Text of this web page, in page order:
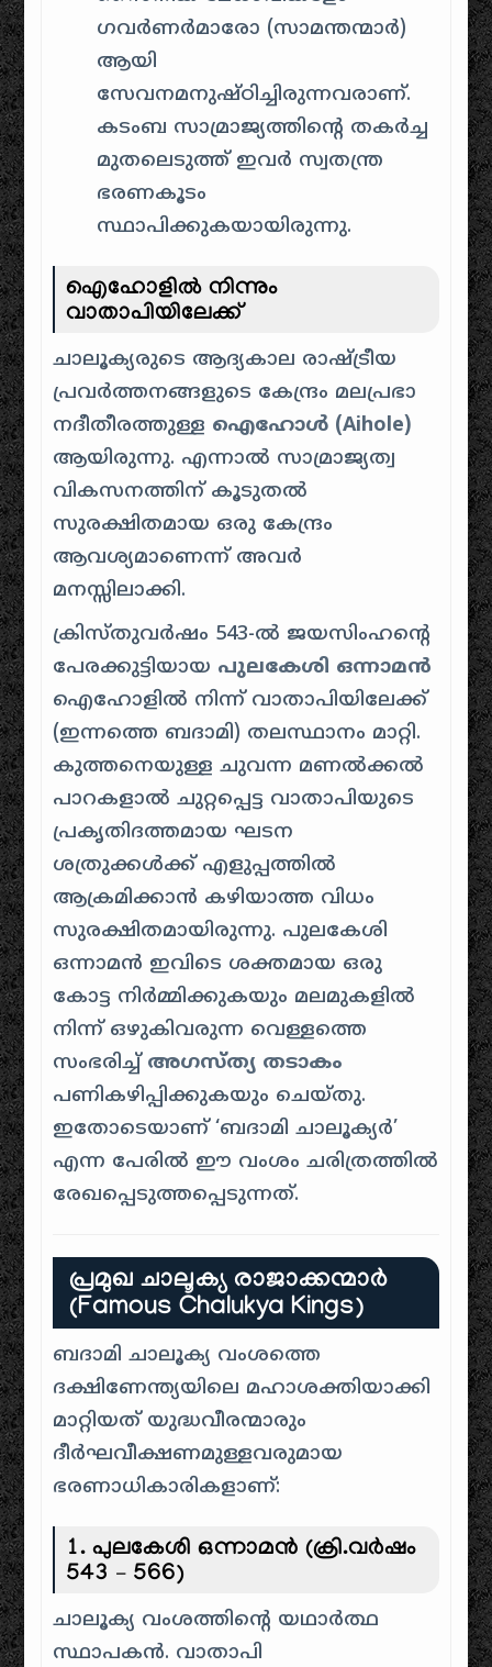
ഗവർണർമാരോ (സാമന്തന്മാർ)
ആയി
സേവനമനുഷ്ഠിച്ചിരുന്നവരാണ്.
കടംബ സാമ്രാജ്യത്തിന്റെ തകർച്ച
മുതലെടുത്ത് ഇവർ സ്വതന്ത്ര
ഭരണകൂടം
സ്ഥാപിക്കുകയായിരുന്നു.
ഐഹോളിൽ നിന്നും
വാതാപിയിലേക്ക്
ചാലൂക്യരുടെ ആദ്യകാല രാഷ്ട്രീയ
പ്രവർത്തനങ്ങളുടെ കേന്ദ്രം മലപ്രഭാ
നദീതീരത്തുള്ള ഐഹോൾ (Aihole)
ആയിരുന്നു. എന്നാൽ സാമ്രാജ്യത്വ
വികസനത്തിന് കൂടുതൽ
സുരക്ഷിതമായ ഒരു കേന്ദ്രം
ആവശ്യമാണെന്ന് അവർ
മനസ്സിലാക്കി.
ക്രിസ്തുവർഷം 543-ൽ ജയസിംഹന്റെ
പേരക്കുട്ടിയായ പുലകേശി ഒന്നാമൻ
ഐഹോളിൽ നിന്ന് വാതാപിയിലേക്ക്
(ഇന്നത്തെ ബദാമി) തലസ്ഥാനം മാറ്റി.
കുത്തനെയുള്ള ചുവന്ന മണൽക്കൽ
പാറകളാൽ ചുറ്റപ്പെട്ട വാതാപിയുടെ
പ്രകൃതിദത്തമായ ഘടന
ശത്രുക്കൾക്ക് എളുപ്പത്തിൽ
ആക്രമിക്കാൻ കഴിയാത്ത വിധം
സുരക്ഷിതമായിരുന്നു. പുലകേശി
ഒന്നാമൻ ഇവിടെ ശക്തമായ ഒരു
കോട്ട നിർമ്മിക്കുകയും മലമുകളിൽ
നിന്ന് ഒഴുകിവരുന്ന വെള്ളത്തെ
സംഭരിച്ച് അഗസ്ത്യ തടാകം
പണികഴിപ്പിക്കുകയും ചെയ്തു.
ഇതോടെയാണ് ‘ബദാമി ചാലൂക്യർ’
എന്ന പേരിൽ ഈ വംശം ചരിത്രത്തിൽ
രേഖപ്പെടുത്തപ്പെടുന്നത്.
പ്രമുഖ ചാലൂക്യ രാജാക്കന്മാർ
(Famous Chalukya Kings)
ബദാമി ചാലൂക്യ വംശത്തെ
ദക്ഷിണേന്ത്യയിലെ മഹാശക്തിയാക്കി
മാറ്റിയത് യുദ്ധവീരന്മാരും
ദീർഘവീക്ഷണമുള്ളവരുമായ
ഭരണാധികാരികളാണ്:
1. പുലകേശി ഒന്നാമൻ (ക്രി.വർഷം
543 – 566)
ചാലൂക്യ വംശത്തിന്റെ യഥാർത്ഥ
സ്ഥാപകൻ. വാതാപി